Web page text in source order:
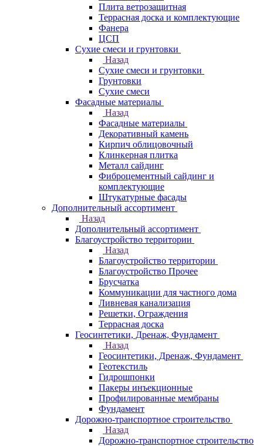
Плита ветрозащитная
Террасная доска и комплектующие
Фанера
ЦСП
Сухие смеси и грунтовки
Назад
Сухие смеси и грунтовки
Грунтовки
Сухие смеси
Фасадные материалы
Назад
Фасадные материалы
Декоративный камень
Кирпич облицовочный
Клинкерная плитка
Металл сайдинг
Фиброцементный сайдинг и
комплектующие
Штукатурные фасады
Дополнительный ассортимент
Назад
Дополнительный ассортимент
Благоустройство территории
Назад
Благоустройство территории
Благоустройство Прочее
Брусчатка
Коммуникации для частного дома
Ливневая канализация
Решетки, Ограждения
Террасная доска
Геосинтетики, Дренаж, Фундамент
Назад
Геосинтетики, Дренаж, Фундамент
Геотекстиль
Гидрошпонки
Пакеры инъекционные
Профилированные мембраны
Фундамент
Дорожно-транспортное строительство
Назад
Дорожно-транспортное строительство